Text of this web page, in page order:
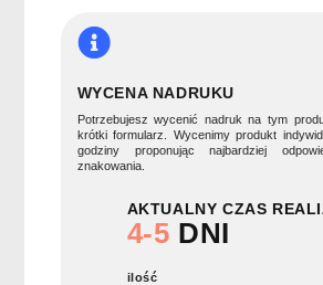
WYCENA NADRUKU
Potrzebujesz wycenić nadruk na tym
krótki formularz. Wycenimy produkt
godziny proponując najbardziej
znakowania.
AKTUALNY CZAS
4-5 DNI
ilość